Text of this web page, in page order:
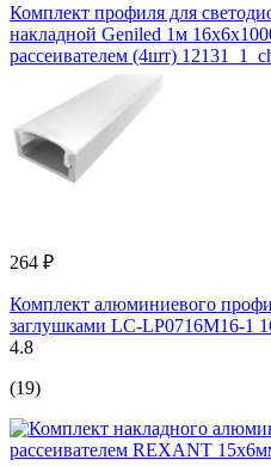
Комплект профиля для
накладной Geniled 1м
рассеивателем (4шт)
264 ₽
Комплект алюминиевого
заглушками LC-LP0716M16-1
4.8
(19)